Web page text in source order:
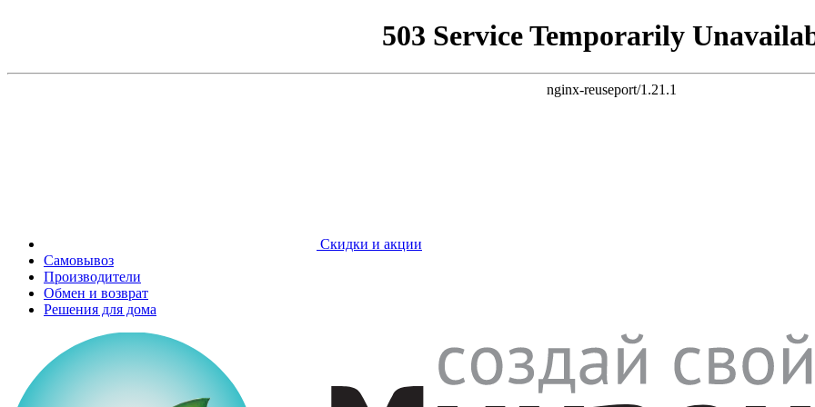
503 Service Temporarily
nginx-reuseport/1.21.1
Скидки и акции
Самовывоз
Производители
Обмен и возврат
Решения для дома